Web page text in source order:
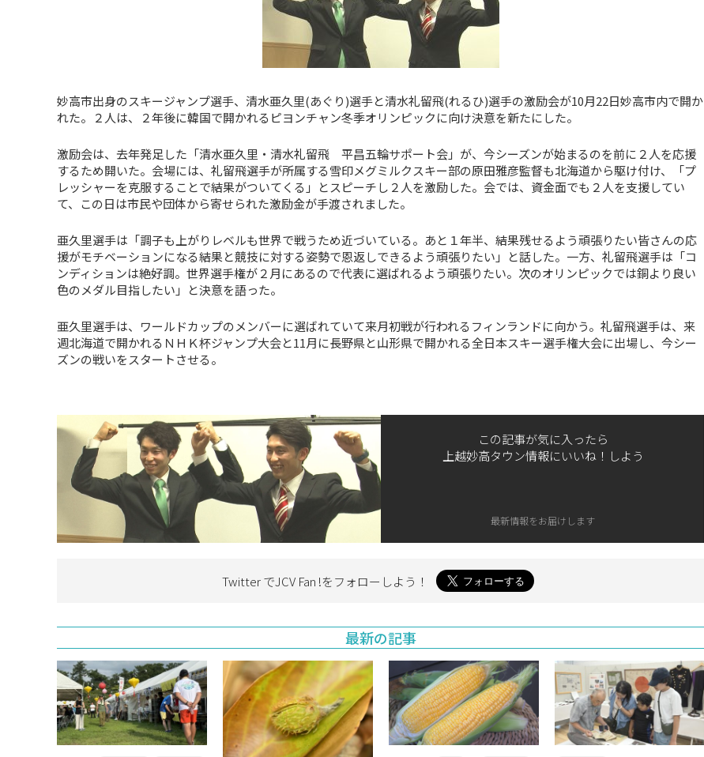
妙高市出身のスキージャンプ選手、清水亜久里(あぐり)選手と清水礼留飛(れるひ)選手の激励会が10月22日妙高市内で開か
れた。２人は、２年後に韓国で開かれるピヨンチャン冬季オリンピックに向け決意を新たにした。
激励会は、去年発足した「清水亜久里・清水礼留飛 平昌五輪サポート会」が、今シーズンが始まるのを前に２人を応援
するため開いた。会場には、礼留飛選手が所属する雪印メグミルクスキー部の原田雅彦監督も北海道から駆け付け、「プ
レッシャーを克服することで結果がついてくる」とスピーチし２人を激励した。会では、資金面でも２人を支援してい
て、この日は市民や団体から寄せられた激励金が手渡されました。
亜久里選手は「調子も上がりレベルも世界で戦うため近づいている。あと１年半、結果残せるよう頑張りたい皆さんの応
援がモチベーションになる結果と競技に対する姿勢で恩返しできるよう頑張りたい」と話した。一方、礼留飛選手は「コ
ンディションは絶好調。世界選手権が２月にあるので代表に選ばれるよう頑張りたい。次のオリンピックでは銅より良い
色のメダル目指したい」と決意を語った。
亜久里選手は、ワールドカップのメンバーに選ばれていて来月初戦が行われるフィンランドに向かう。礼留飛選手は、来
週北海道で開かれるＮＨＫ杯ジャンプ大会と11月に長野県と山形県で開かれる全日本スキー選手権大会に出場し、今シー
ズンの戦いをスタートさせる。
この記事が気に入ったら
上越妙高タウン情報にいいね！しよう
最新情報をお届けします
Twitter でJCV Fan !をフォローしよう！
最新の記事